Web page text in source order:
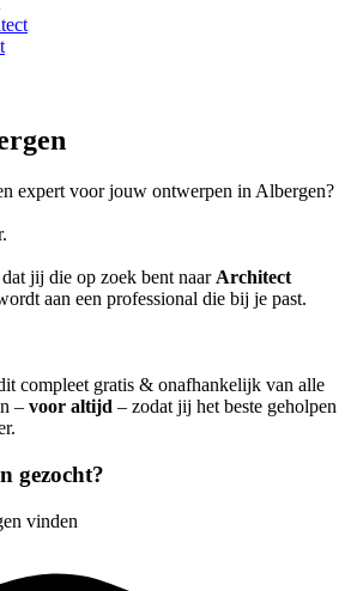
expert voor jouw ontwerpen in Albergen?
jij die op zoek bent naar Architect
aan een professional die bij je past.
compleet gratis & onafhankelijk van alle
– voor altijd – zodat jij het beste geholpen
gezocht?
vinden